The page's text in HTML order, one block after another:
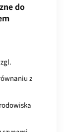
do
z